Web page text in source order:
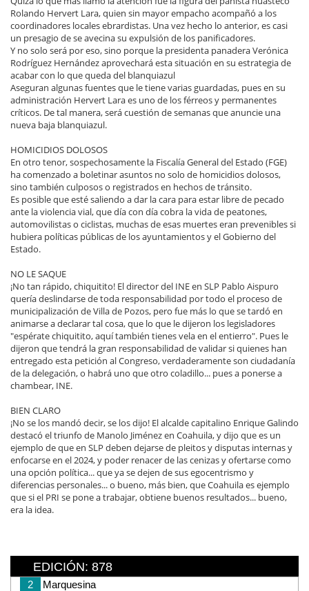
Rolando Hervert Lara, quien sin mayor empacho acompañó a los
coordinadores locales ebrardistas. Una vez hecho lo anterior, es casi
un presagio de se avecina su expulsión de los panificadores.
Y no solo será por eso, sino porque la presidenta panadera Verónica
Rodríguez Hernández aprovechará esta situación en su estrategia de
acabar con lo que queda del blanquiazul
Aseguran algunas fuentes que le tiene varias guardadas, pues en su
administración Hervert Lara es uno de los férreos y permanentes
críticos. De tal manera, será cuestión de semanas que anuncie una
nueva baja blanquiazul.
HOMICIDIOS DOLOSOS
En otro tenor, sospechosamente la Fiscalía General del Estado (FGE)
ha comenzado a boletinar asuntos no solo de homicidios dolosos,
sino también culposos o registrados en hechos de tránsito.
Es posible que esté saliendo a dar la cara para estar libre de pecado
ante la violencia vial, que día con día cobra la vida de peatones,
automovilistas o ciclistas, muchas de esas muertes eran prevenibles si
hubiera políticas públicas de los ayuntamientos y el Gobierno del
Estado.
NO LE SAQUE
¡No tan rápido, chiquitito! El director del INE en SLP Pablo Aispuro
quería deslindarse de toda responsabilidad por todo el proceso de
municipalización de Villa de Pozos, pero fue más lo que se tardó en
animarse a declarar tal cosa, que lo que le dijeron los legisladores
"espérate chiquitito, aquí también tienes vela en el entierro". Pues le
dijeron que tendrá la gran responsabilidad de validar si quienes han
entregado esta petición al Congreso, verdaderamente son ciudadanía
de la delegación, o habrá uno que otro coladillo... pues a ponerse a
chambear, INE.
BIEN CLARO
¡No se los mandó decir, se los dijo! El alcalde capitalino Enrique Galindo
destacó el triunfo de Manolo Jiménez en Coahuila, y dijo que es un
ejemplo de que en SLP deben dejarse de pleitos y disputas internas y
enfocarse en el 2024, y poder renacer de las cenizas y ofertarse como
una opción política... que ya se dejen de sus egocentrismo y
diferencias personales... o bueno, más bien, que Coahuila es ejemplo
que si el PRI se pone a trabajar, obtiene buenos resultados... bueno,
era la idea.
EDICIÓN: 878
2 Marquesina